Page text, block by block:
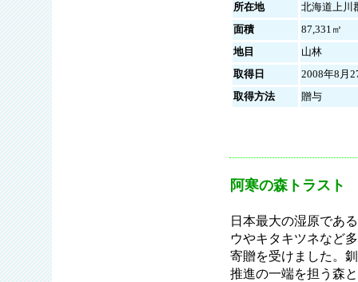
所在地
北海道上川
面積
87,331㎡
地目
山林
取得日
2008年8月
取得方法
贈与
阿寒の森トラスト
日本最大の湿原であ
ウやキタキツネなど
寄贈を受けました。
推進の一端を担う森